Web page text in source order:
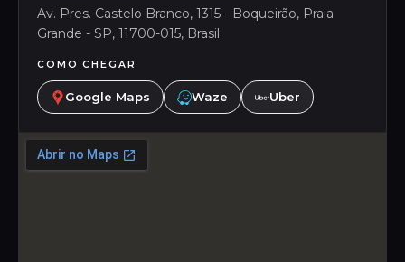
Av. Pres. Castelo Branco, 1315 - Boqueirão, Praia
Grande - SP, 11700-015, Brasil
COMO CHEGAR
Google Maps Waze Uber